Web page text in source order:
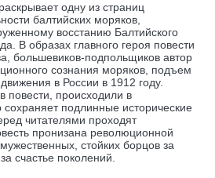
одну из страниц
балтийских моряков,
восстанию Балтийского
В образах главного героя повести
большевиков-подпольщиков автор
сознания моряков, подъем
в России в 1912 году.
происходили в
сохраняет подлинные исторические
читателями проходят
пронизана революционной
стойких борцов за
счастье поколений.